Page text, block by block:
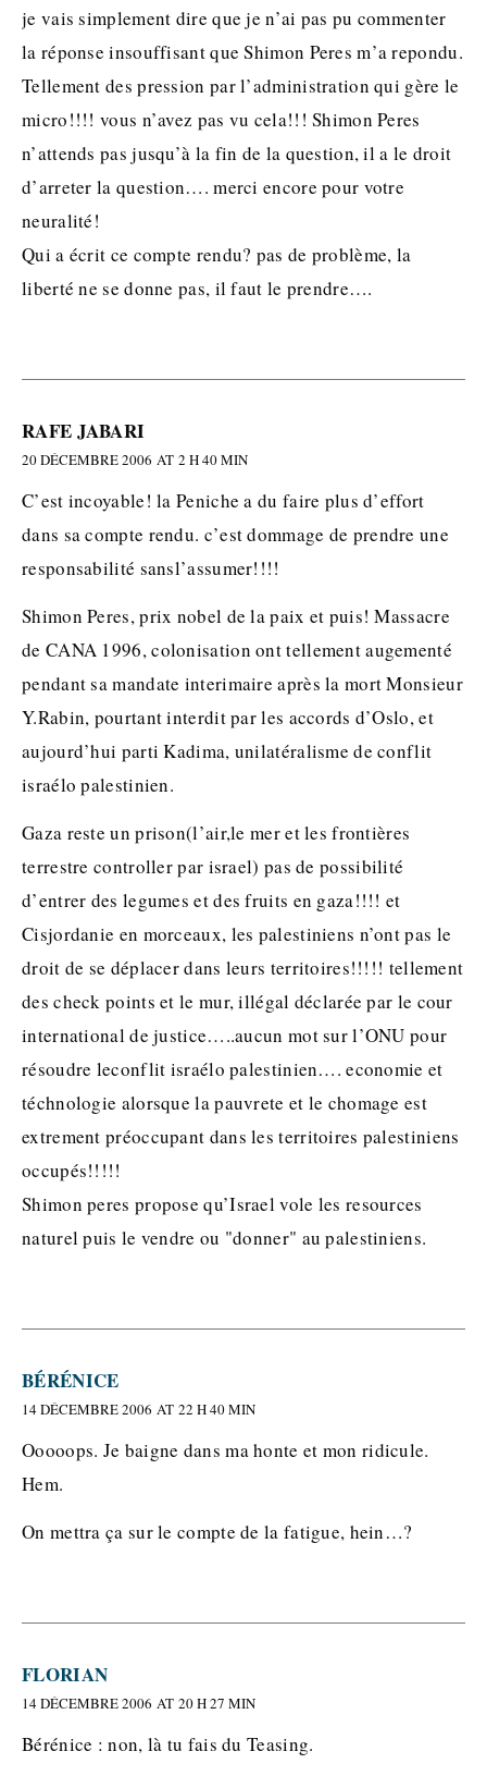
je vais simplement dire que je n’ai pas pu commenter
la réponse insouffisant que Shimon Peres m’a repondu.
Tellement des pression par l’administration qui gère le
micro!!!! vous n’avez pas vu cela!!! Shimon Peres
n’attends pas jusqu’à la fin de la question, il a le droit
d’arreter la question…. merci encore pour votre
neuralité!
Qui a écrit ce compte rendu? pas de problème, la
liberté ne se donne pas, il faut le prendre….
RAFE JABARI
20 DÉCEMBRE 2006 AT 2 H 40 MIN
C’est incoyable! la Peniche a du faire plus d’effort
dans sa compte rendu. c’est dommage de prendre une
responsabilité sansl’assumer!!!!
Shimon Peres, prix nobel de la paix et puis! Massacre
de CANA 1996, colonisation ont tellement augementé
pendant sa mandate interimaire après la mort Monsieur
Y.Rabin, pourtant interdit par les accords d’Oslo, et
aujourd’hui parti Kadima, unilatéralisme de conflit
israélo palestinien.
Gaza reste un prison(l’air,le mer et les frontières
terrestre controller par israel) pas de possibilité
d’entrer des legumes et des fruits en gaza!!!! et
Cisjordanie en morceaux, les palestiniens n’ont pas le
droit de se déplacer dans leurs territoires!!!!! tellement
des check points et le mur, illégal déclarée par le cour
international de justice…..aucun mot sur l’ONU pour
résoudre leconflit israélo palestinien…. economie et
téchnologie alorsque la pauvrete et le chomage est
extrement préoccupant dans les territoires palestiniens
occupés!!!!!
Shimon peres propose qu’Israel vole les resources
naturel puis le vendre ou "donner" au palestiniens.
BÉRÉNICE
14 DÉCEMBRE 2006 AT 22 H 40 MIN
Ooooops. Je baigne dans ma honte et mon ridicule.
Hem.
On mettra ça sur le compte de la fatigue, hein…?
FLORIAN
14 DÉCEMBRE 2006 AT 20 H 27 MIN
Bérénice : non, là tu fais du Teasing.